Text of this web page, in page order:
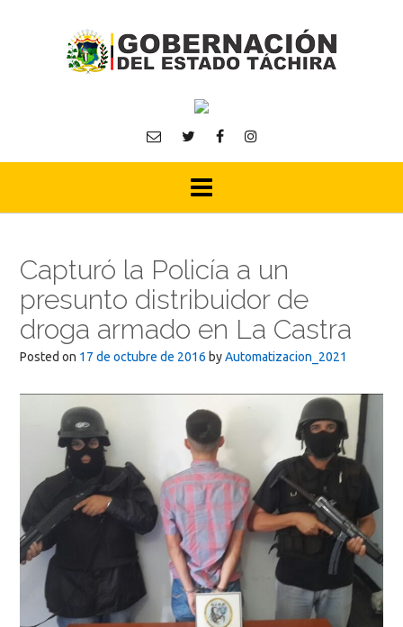
Capturó la Policía a un
presunto distribuidor de
droga armado en La Castra
Posted on 17 de octubre de 2016 byAutomatizacion_2021